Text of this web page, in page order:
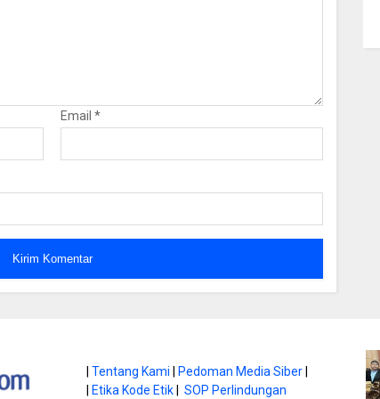
Email *
|Tentang Kami Pedoman Media Siber
Etika Kode Etik |SOP Perlindungan
di Gunung
Ini